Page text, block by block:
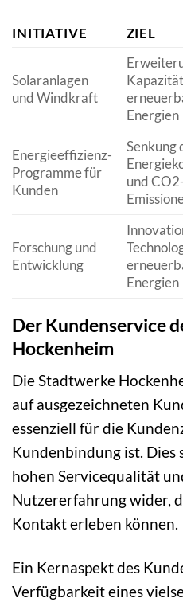
INITIATIVE ZIEL
Solaranlagen
und Windkraft
Energien
Energieeffizienz-
Programme für
Kunden
Senkung
und CO2-
Forschung und
Entwicklung
Energien
Der Kundenservice
Hockenheim
Die Stadtwerke
auf ausgezeichneten
essenziell für die
Kundenbindung ist. Dies
hohen Servicequalität
Nutzererfahrung wider,
Kontakt erleben können.
Ein Kernaspekt des
Verfügbarkeit eines